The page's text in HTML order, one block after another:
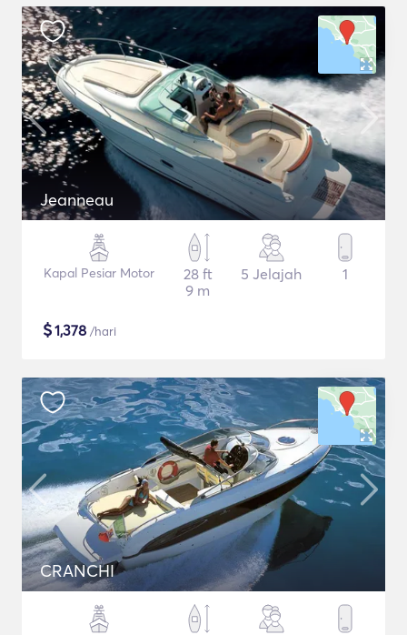
Jeanneau
Kapal Pesiar Motor
28 ft
9 m
5 Jelajah 1
$1,378 /hari
CRANCHI